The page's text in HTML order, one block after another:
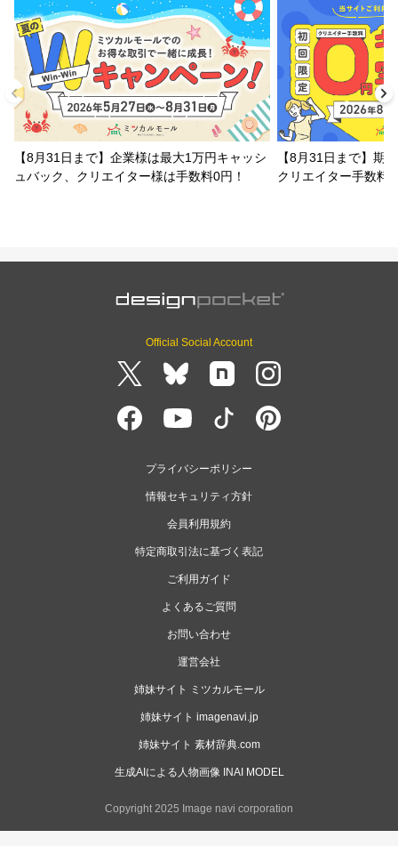
【8月31日まで】企業様は最大1万円キャッシ
ュバック、クリエイター様は手数料0円！
【8月31日まで】期
クリエイター手数料
Official Social Account
プライバシーポリシー
情報セキュリティ方針
会員利用規約
特定商取引法に基づく表記
ご利用ガイド
よくあるご質問
お問い合わせ
運営会社
姉妹サイト ミツカルモール
姉妹サイト imagenavi.jp
姉妹サイト 素材辞典.com
生成AIによる人物画像 INAI MODEL
Copyright 2025 Image navi corporation